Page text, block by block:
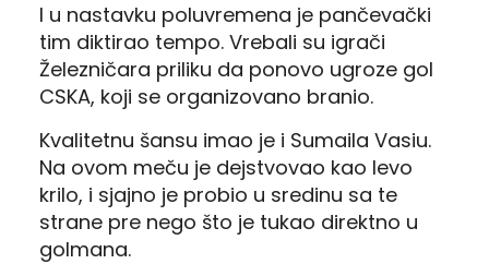
I u nastavku poluvremena je pančevački
tim diktirao tempo. Vrebali su igrači
Železničara priliku da ponovo ugroze gol
CSKA, koji se organizovano branio.
Kvalitetnu šansu imao je i Sumaila Vasiu.
Na ovom meču je dejstvovao kao levo
krilo, i sjajno je probio u sredinu sa te
strane pre nego što je tukao direktno u
golmana.